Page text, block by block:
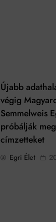
Újabb
végig
Semmelweis
próbálják
címzetteket
Egri Élet